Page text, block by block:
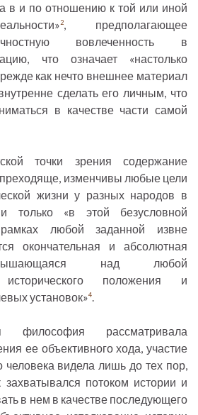
в и по отношению к той или иной
2, предполагающее
вовлеченность в
что означает «настолько
как нечто внешнее материал
сделать его личным, что
в качестве части самой
точки зрения содержание
преходяще, изменчивы любые цели
жизни у разных народов в
только «в этой безусловной
любой заданной извне
окончательная и абсолютная
над любой
исторического положения и
установок»4.
философия рассматривала
ее объективного хода, участие
человека видела лишь до тех пор,
захватывался потоком истории и
в нем в качестве последующего